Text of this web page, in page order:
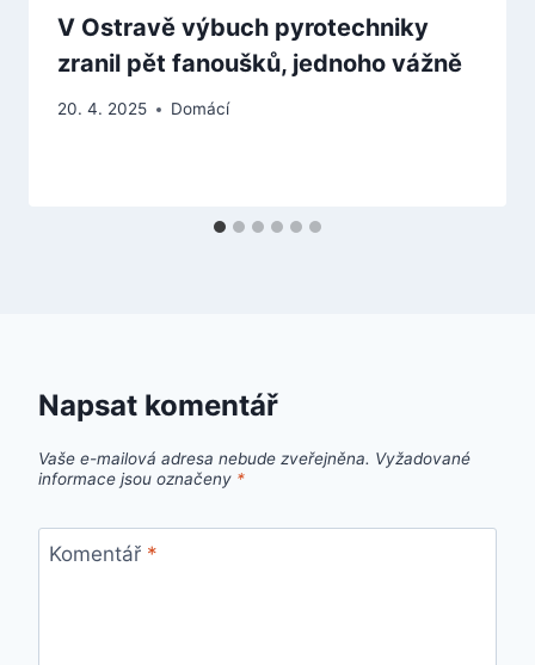
V Ostravě výbuch pyrotechniky
zranil pět fanoušků, jednoho vážně
20. 4. 2025 Domácí
Napsat komentář
Vaše e-mailová adresa nebude zveřejněna. Vyžadované
informace jsou označeny *
Komentář *